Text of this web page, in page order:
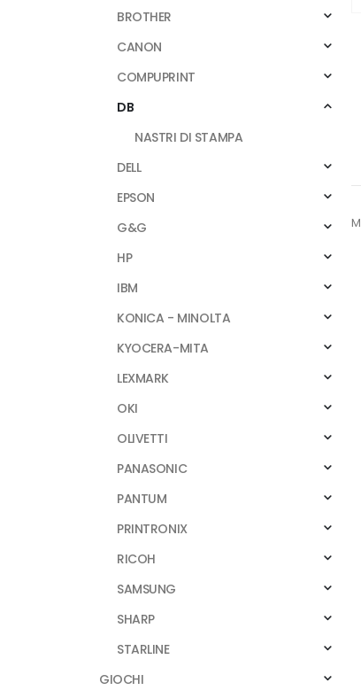
BROTHER
CANON
COMPUPRINT
DB
NASTRI DI STAMPA
DELL
EPSON
G&G
HP
IBM
KONICA - MINOLTA
KYOCERA-MITA
LEXMARK
OKI
OLIVETTI
PANASONIC
PANTUM
PRINTRONIX
RICOH
SAMSUNG
SHARP
STARLINE
GIOCHI